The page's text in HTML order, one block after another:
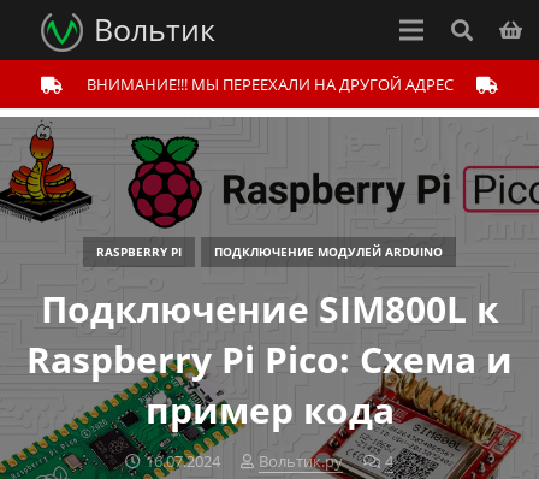
Вольтик
ВНИМАНИЕ!!! МЫ ПЕРЕЕХАЛИ НА ДРУГОЙ АДРЕС
Подключение SIM800L к
Raspberry Pi Pico: Схема и
пример кода
16.07.2024 Вольтик.ру
RASPBERRY PI ПОДКЛЮЧЕНИЕ МОДУЛЕЙ ARDUINO
4комментария